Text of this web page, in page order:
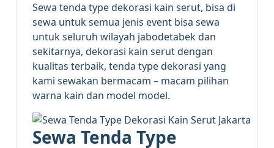
Sewa tenda type dekorasi kain serut, bisa di
sewa untuk semua jenis event bisa sewa
untuk seluruh wilayah jabodetabek dan
sekitarnya, dekorasi kain serut dengan
kualitas terbaik, tenda type dekorasi yang
kami sewakan bermacam – macam pilihan
warna kain dan model model.
Sewa Tenda Type